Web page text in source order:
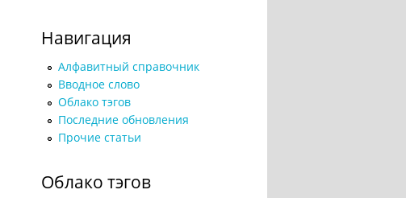
Навигация
Алфавитный справочник
Вводное слово
Облако тэгов
Последние обновления
Прочие статьи
Облако тэгов